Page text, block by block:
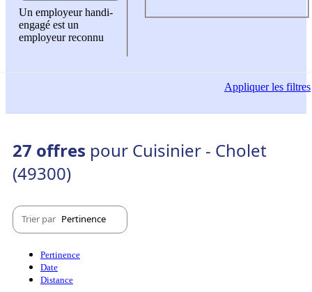
Un employeur handi-
engagé est un
employeur reconnu
Appliquerles filtres
27 offres pour Cuisinier - Cholet
(49300)
Trier par Pertinence
Pertinence
Date
Distance